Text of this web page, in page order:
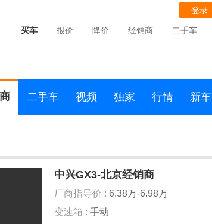
登录
买车 报价 降价 经销商 二手车
二手车 视频 独家 行情 新车
中兴GX3-北京经销商
厂商指导价 : 6.38万-6.98万
变速箱 : 手动